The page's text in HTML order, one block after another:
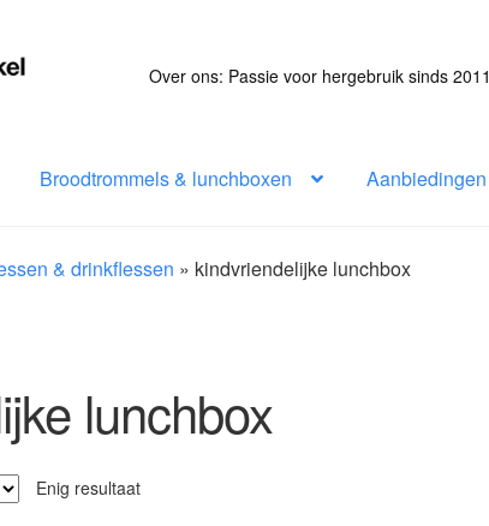
Over ons: Passie voor hergebruik sinds 2011
Broodtrommels & lunchboxen Aanbiedingen
& drinkflessen » kindvriendelijke lunchbox
lunchbox
Enig resultaat